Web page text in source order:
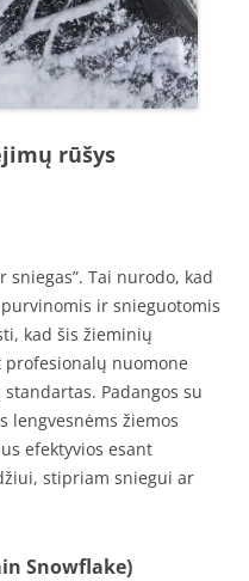
rūšys
sniegas”. Tai nurodo, kad
ir snieguotomis
kad šis žieminių
profesionalų nuomone
Padangos su
lengvesnėms žiemos
efektyvios esant
stipriam sniegui ar
Snowflake)